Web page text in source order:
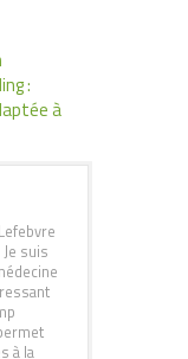
:
à
suis
à la